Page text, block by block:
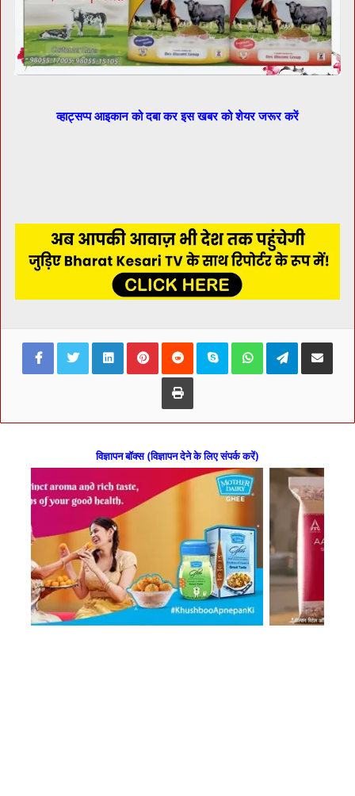
व्हाट्सप्प आइकान को दबा कर इस खबर को शेयर जरूर करें
FacebookTwitterLinkedInPinterestReddit Skype WhatsAppTelegramShare via
Print
विज्ञापन बॉक्स (विज्ञापन देने के लिए संपर्क करें)